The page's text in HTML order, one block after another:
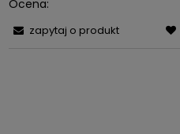
Ocena:
zapytaj o produkt